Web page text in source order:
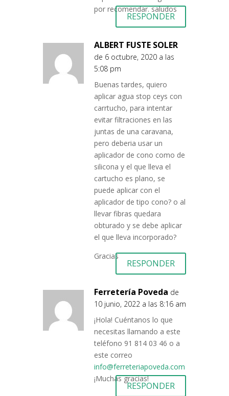
por recomendar. saludos
RESPONDER
ALBERT FUSTE SOLER
de 6 octubre, 2020 a las
5:08 pm
Buenas tardes, quiero
aplicar agua stop ceys con
carrtucho, para intentar
evitar filtraciones en las
juntas de una caravana,
pero deberia usar un
aplicador de cono como de
silicona y el que lleva el
cartucho es plano, se
puede aplicar con el
aplicador de tipo cono? o al
llevar fibras quedara
obturado y se debe aplicar
el que lleva incorporado?
Gracias
RESPONDER
Ferretería Poveda de
10 junio, 2022 a las 8:16 am
¡Hola! Cuéntanos lo que
necesitas llamando a este
teléfono 91 814 03 46 o a
este correo
info@ferreteriapoveda.com
¡Muchas gracias!
RESPONDER